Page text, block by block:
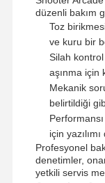
düzenli bakım
Toz
ve kuru bir
Silah
aşınma için
Mekanik
belirtildiği
için
Profesyonel
denetimler,
yetkili servis